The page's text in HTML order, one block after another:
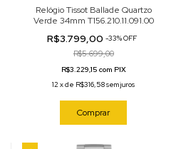
Relógio Tissot Ballade Quartzo
Verde 34mm T156.210.11.091.00
R$3.799,00-33%OFF
R$5.699,00
R$3.229,15 com PIX
12 xde R$316,58sem juros
Comprar